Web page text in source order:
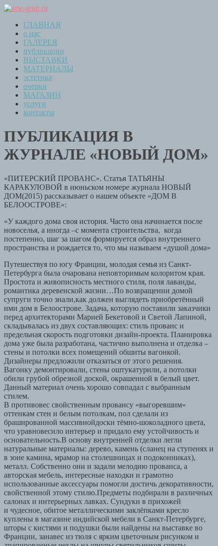
ГЛАВНАЯ
о нас
ГАЛЕРЕЯ
публикации
ВЫСТАВКИ
МАТЕРИАЛЫ
эстетика
очерки
МАГАЗИН
услуги
контакты
ПУБЛИКАЦИЯ В
ЖУРНАЛЕ «НОВЫЙ ДОМ»
«ПИТЕРСКИЙ ПРОВАНС». Статья ТАТЬЯНЫ
КАРАКУЛОВОЙ в июньском номере журнала НОВЫЙ
ДОМ(2015) рассказывает о нашем объекте «ДОМ В
БЕЛООСТРОВЕ»:
«У каждого дома своя история. Часто она начинается после
новоселья, а иногда –с момента строительства, когда
постепенно, шаг за шагом формируется образ внутреннего
пространства и рождается то, что мы называем «душой дома»
Путешествуя по югу Франции, молодая семья из Санкт-
Петербурга была очарована неповторимым колоритом края.
Простота и живописность местного стиля, поля лаванды,
романтика деревенской жизни…По возвращении домой
супруги точно знали,как должен выглядеть приобретённый
ими дом в Белоострове. Задача, которую поставили заказчики
перед архитекторами Марией Бекетовой и Светой Лапиной,
складывалась из двух составляющих: стиль прованс и
предельная скорость подготовки дизайн-проекта. Планировка
дома уже была разработана, частично выполнена и отделка –
стены и потолки всех помещений обшиты вагонкой.
Дизайнеры предложили отказаться от этого решения.
Вагонку демонтировали, стены оштукатурили, а потолки
обили грубой обрезной доской, окрашенной в белый цвет.
Данный материал очень хорошо совпадал с выбранным
стилем.
В противовес свойственным провансу «выгоревшим»
оттенкам стен и белым потолкам, пол сделали из
брашированной массивнойдоски тёмно-шоколадного цвета,
что уравновесило интерьер и придало ему устойчивость и
основательность.В основу внутренней отделки легли
натуральные материалы: дерево, камень (сланец на ступенях и
в зоне камина, мрамор на столешницах и подоконниках),
металл. Собственно они и задали мелодию прованса, а
авторская мебель, интересные находки и грамотно
использованные аксессуары помогли достичь декоративности,
свойственной этому стилю.Предметы подбирали в различных
салонах и интерьерных лавках. Сундуки в прихожей
и чудесное, обитое металлическими заклёпками кресло
куплены в магазине индийской мебели в Санкт-Петербурге,
шторы с кистями и подушки были найдены на выставке во
Франции, занавес из тюля с ярким цветочным рисунком и